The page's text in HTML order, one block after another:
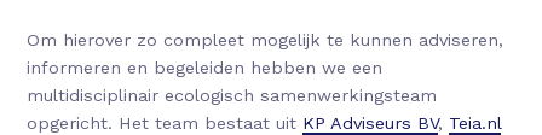
Om hierover zo compleet mogelijk te kunnen adviseren,
informeren en begeleiden hebben we een
multidisciplinair ecologisch samenwerkingsteam
opgericht. Het team bestaat uit KP Adviseurs BV, Teia.nl